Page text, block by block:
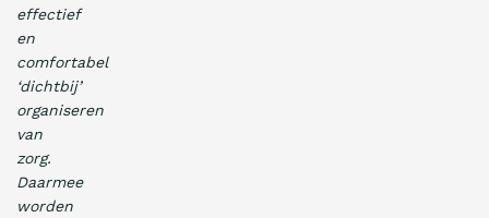
effectief
en
comfortabel
‘dichtbij’
organiseren
van
zorg.
Daarmee
worden